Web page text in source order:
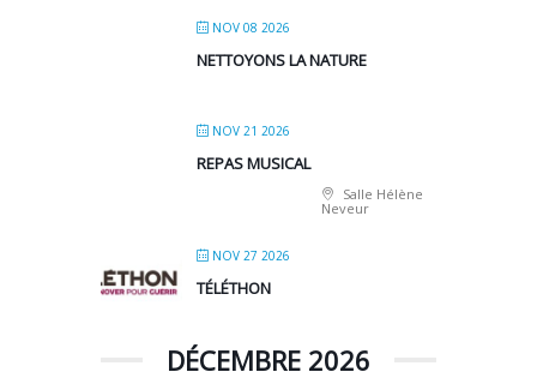
NOV 08 2026
NETTOYONS LA NATURE
NOV 21 2026
REPAS MUSICAL
Salle Hélène
Neveur
NOV 27 2026
TÉLÉTHON
DÉCEMBRE 2026